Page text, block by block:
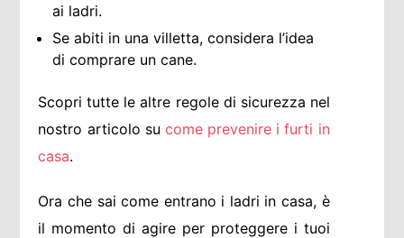
ai ladri.
Se abiti in una villetta, considera l’idea
di comprare un cane.
Scopri tutte le altre regole di sicurezza nel
nostro articolo su come prevenire i furti in
casa.
Ora che sai come entrano i ladri in casa, è
il momento di agire per proteggere i tuoi